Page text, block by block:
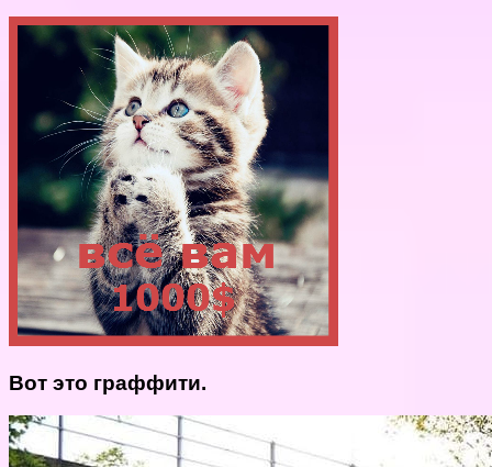
Вот это граффити.